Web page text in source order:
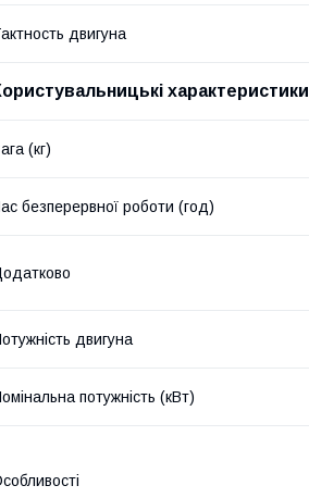
двигуна
характеристики
(кг)
безперервної роботи (год)
двигуна
потужність (кВт)